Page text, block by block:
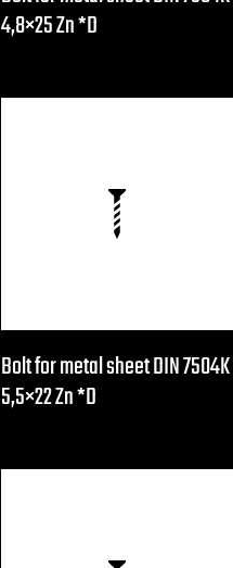
4,8×25 Zn *D
Bolt for metal sheet DIN 7504K
5,5×22 Zn *D